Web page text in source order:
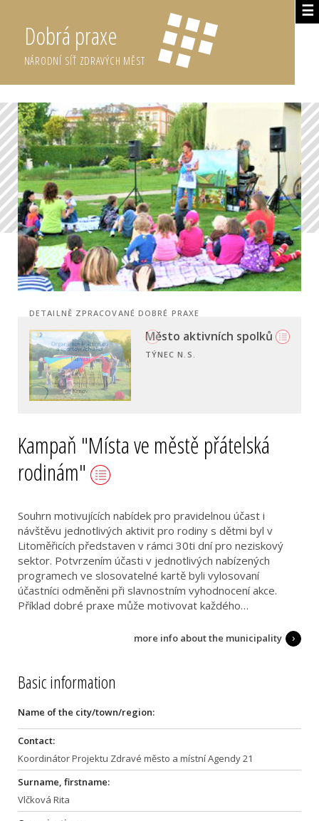
☰
Dobrá praxe
NÁRODNÍ SÍŤ ZDRAVÝCH MĚST
DETAILNĚ ZPRACOVANÉ DOBRÉ PRAXE
Kampaň "Místa ve městě přátelská
rodinám"
Souhrn motivujících nabídek pro pravidelnou účast i
návštěvu jednotlivých aktivit pro rodiny s dětmi byl v
Litoměřicích představen v rámci 30ti dní pro neziskový
sektor. Potvrzením účasti v jednotlivých nabízených
programech ve slosovatelné kartě byli vylosovaní
účastníci odměněni při slavnostním vyhodnocení akce.
Příklad dobré praxe může motivovat každého…
more info about the municipality
Basic information
Name of the city/town/region:
Contact:
Koordinátor Projektu Zdravé město a místní Agendy 21
Surname, firstname:
Vlčková Rita